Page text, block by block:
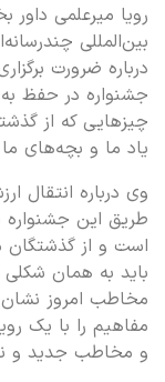
رویا میرعلمی
بین‌المللی
درباره ضرورت
جشنواره در حفظ به
چیزهایی که از
یاد ما و بچه‌های ما
وی درباره انتقال
طریق این
است و از گذشتگان
باید به همان شکلی
مخاطب امروز
مفاهیم را با یک
و مخاطب جدید و